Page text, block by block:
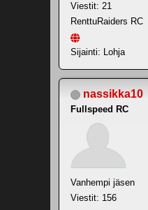
Viestit: 21
RenttuRaiders RC
Sijainti: Lohja
nassikka10
Fullspeed RC
Vanhempi jäsen
Viestit: 156